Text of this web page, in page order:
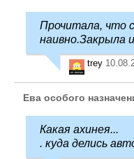
Прочитала, что
наивно.Закрыла
trey
Ева особого
Какая ахинея...
. куда делись